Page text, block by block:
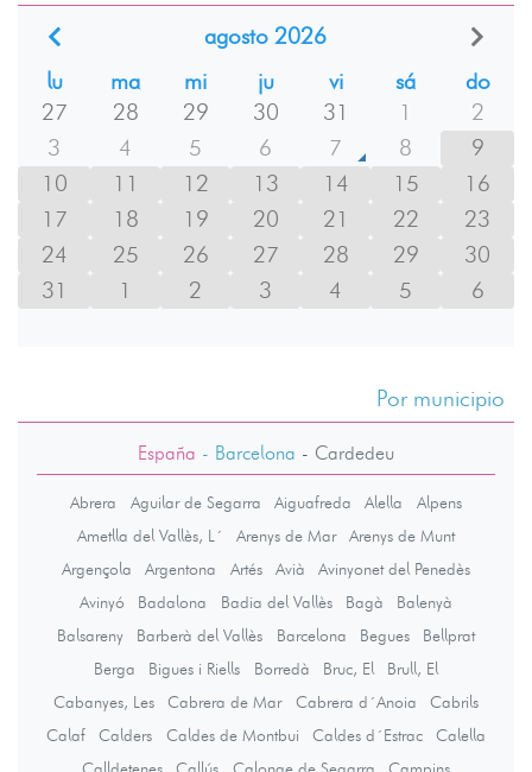
agosto 2026
lu
ma mi ju vi sá
do
27
28 29 30 31 1
2
3
4 5 6 7 8
9
10
11 12 13 14 15
16
17
18 19 20 21 22
23
24
25 26 27 28 29
30
31
1 2 3 4 5 6
Por municipio
España - Barcelona - Cardedeu
Abrera Aguilar de Segarra Aiguafreda Alella
Alpens
Ametlla del Vallès, L´
Arenys de Mar
Arenys de Munt
Argençola
Argentona Artés Avià
Avinyonet del Penedès
Avinyó
Badalona Badia del Vallès Bagà
Balenyà
Balsareny
Barberà del Vallès Barcelona Begues
Bellprat
Berga
Bigues i Riells Borredà Bruc, El
Brull, El
Cabanyes, Les
Cabrera de Mar Cabrera d´Anoia
Cabrils
Calaf
Calders Caldes de Montbui Caldes d´Estrac
Calella